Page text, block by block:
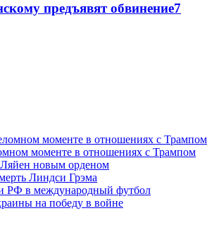
предъявят обвинение7
моменте в отношениях с Трампом
новым орденом
Линдси Грэма
РФ в международный футбол
на победу в войне